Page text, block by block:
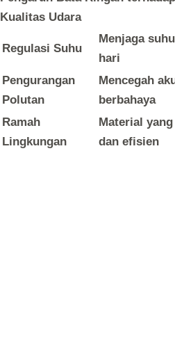
Kualitas Udara
Regulasi Suhu
Menjaga
hari
Pengurangan
Polutan
Mencegah
berbahaya
Ramah
Lingkungan
Material
dan efisien